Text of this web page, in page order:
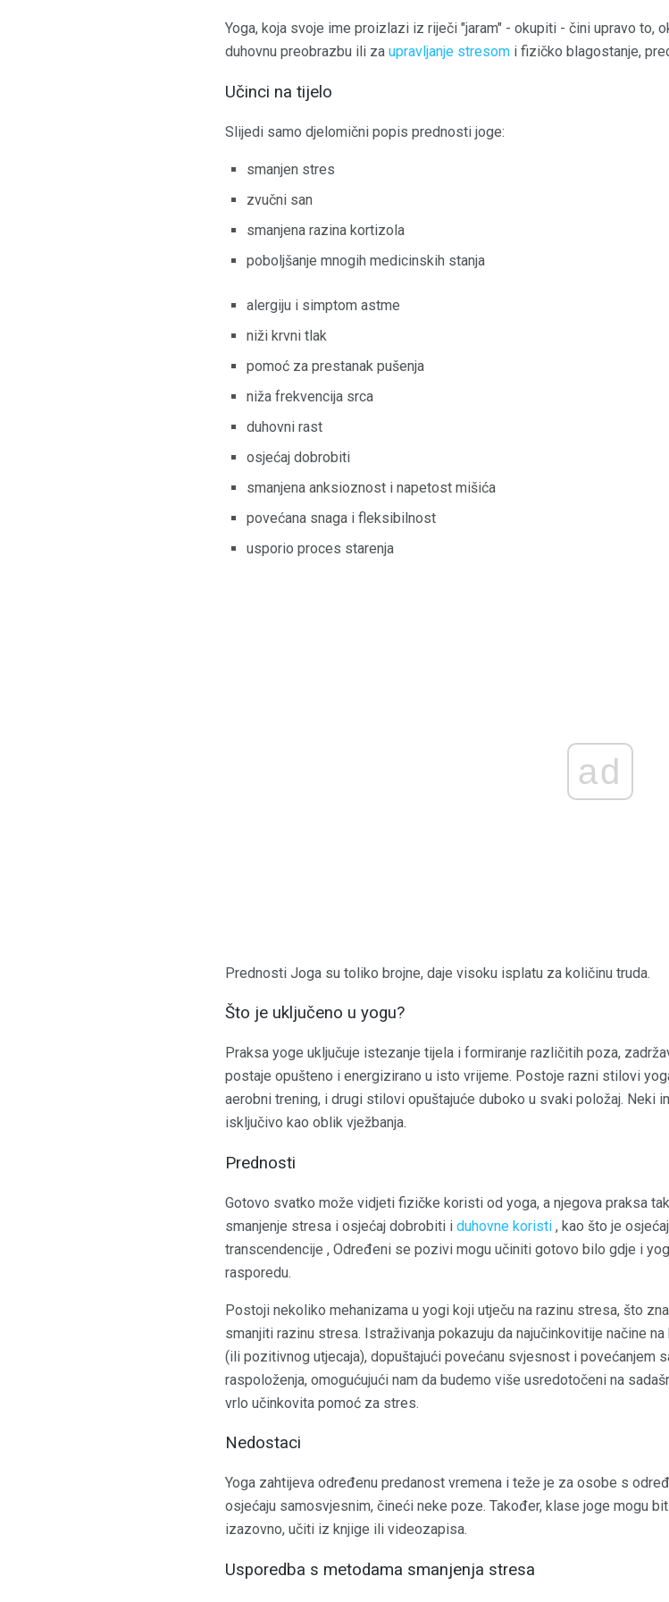
Yoga, koja svoje ime proizlazi iz riječi "jaram" - okupiti - čini upravo to,
duhovnu preobrazbu ili za upravljanje stresom i fizičko blagostanje,
Učinci na tijelo
Slijedi samo djelomični popis prednosti joge:
smanjen stres
zvučni san
smanjena razina kortizola
poboljšanje mnogih medicinskih stanja
alergiju i simptom astme
niži krvni tlak
pomoć za prestanak pušenja
niža frekvencija srca
duhovni rast
osjećaj dobrobiti
smanjena anksioznost i napetost mišića
povećana snaga i fleksibilnost
usporio proces starenja
ad
Prednosti Joga su toliko brojne, daje visoku isplatu za količinu truda.
Što je uključeno u yogu?
Praksa yoge uključuje istezanje tijela i formiranje različitih poza,
postaje opušteno i energizirano u isto vrijeme. Postoje razni stilovi
aerobni trening, i drugi stilovi opuštajuće duboko u svaki položaj. Neki
isključivo kao oblik vježbanja.
Prednosti
Gotovo svatko može vidjeti fizičke koristi od yoga, a njegova praksa
smanjenje stresa i osjećaj dobrobiti i duhovne koristi , kao što je
transcendencije , Određeni se pozivi mogu učiniti gotovo bilo gdje i
rasporedu.
Postoji nekoliko mehanizama u yogi koji utječu na razinu stresa, što
smanjiti razinu stresa. Istraživanja pokazuju da najučinkovitije načine
(ili pozitivnog utjecaja), dopuštajući povećanu svjesnost i povećanjem
raspoloženja, omogućujući nam da budemo više usredotočeni na
vrlo učinkovita pomoć za stres.
Nedostaci
Yoga zahtijeva određenu predanost vremena i teže je za osobe s
osjećaju samosvjesnim, čineći neke poze. Također, klase joge mogu
izazovno, učiti iz knjige ili videozapisa.
Usporedba s metodama smanjenja stresa